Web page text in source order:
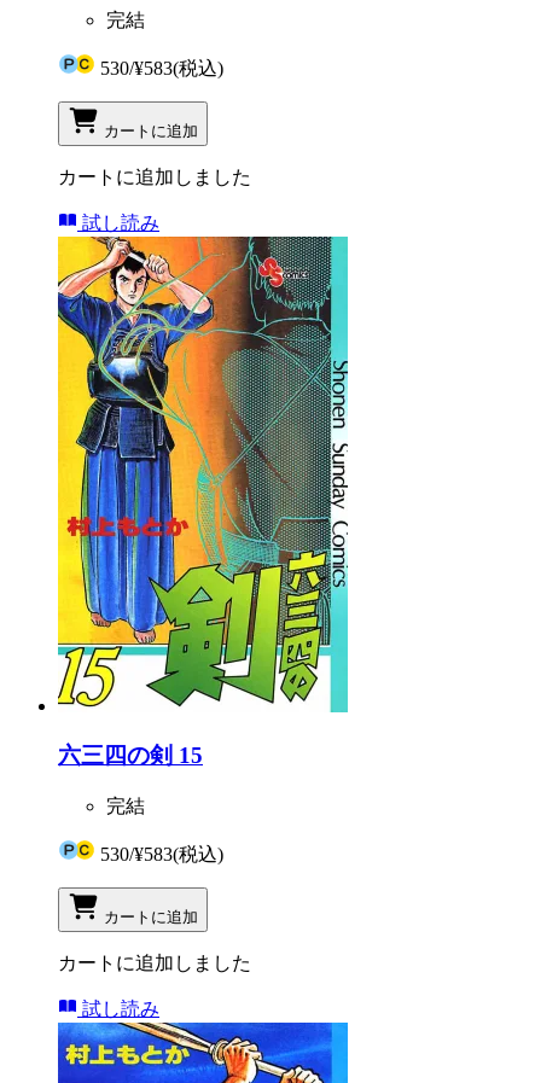
完結
530/¥583(税込)
カートに追加
カートに追加しました
試し読み
六三四の剣 15
完結
530/¥583(税込)
カートに追加
カートに追加しました
試し読み